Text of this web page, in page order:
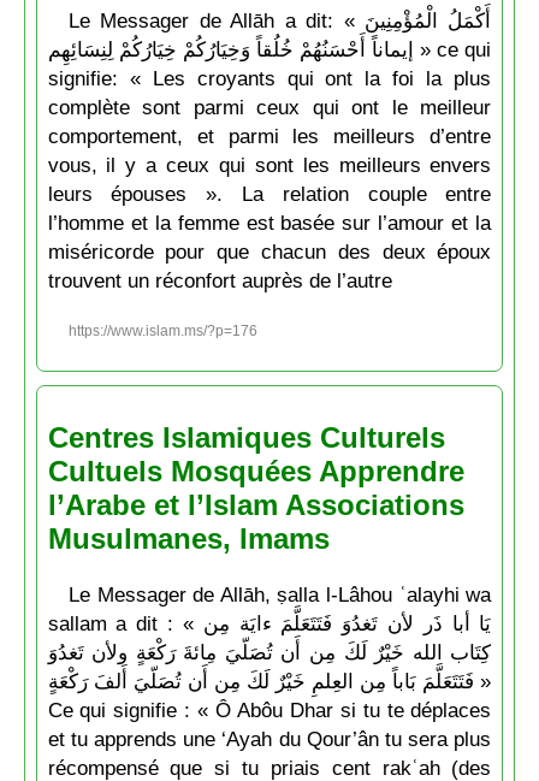
Le Messager de Allāh a dit: « أَكْمَلُ الْمُؤْمِنِينَ
إيماناً أَحْسَنُهُمْ خُلُقاً وَخِيَارُكُمْ خِيَارُكُمْ لِنِسَائِهِم » ce qui
signifie: « Les croyants qui ont la foi la plus
complète sont parmi ceux qui ont le meilleur
comportement, et parmi les meilleurs d’entre
vous, il y a ceux qui sont les meilleurs envers
leurs épouses ». La relation couple entre
l’homme et la femme est basée sur l’amour et la
miséricorde pour que chacun des deux époux
trouvent un réconfort auprès de l’autre
https://www.islam.ms/?p=176
Centres Islamiques Culturels
Cultuels Mosquées Apprendre
l’Arabe et l’Islam Associations
Musulmanes, Imams
Le Messager de Allāh, ṣalla l-Lâhou ʿalayhi wa
sallam a dit : « يَا أبا ذَر لأن تَغدُوَ فَتَتَعَلَّمَ ءايَة مِن
كِتَاب الله خَيْرٌ لَكَ مِن أَن تُصَلّيَ مِائةَ رَكْعَةٍ ولأن تَغدُوَ
فَتَتَعَلَّمَ بَاباً مِن العِلمِ خَيْرٌ لَكَ مِن أَن تُصَلّيَ أَلفَ رَكْعَةٍ »
Ce qui signifie : « Ô Abôu Dhar si tu te déplaces
et tu apprends une ‘Ayah du Qour’ân tu sera plus
récompensé que si tu priais cent rakʿah (des